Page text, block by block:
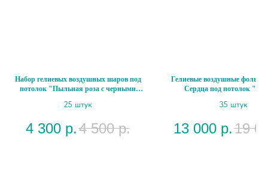
Набор гелиевых воздушных шаров под
потолок "Пыльная роза с черными
25 штук
4 300 р.4 500 р.
Гелиевые воздушные
Сердца под потолок
35 штук
13 000 р.19